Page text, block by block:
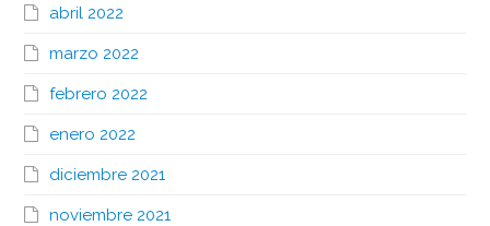
abril 2022
marzo 2022
febrero 2022
enero 2022
diciembre 2021
noviembre 2021